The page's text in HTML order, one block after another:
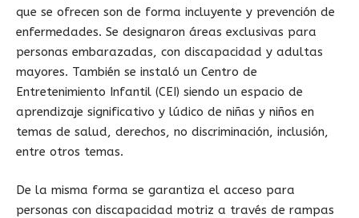
que se ofrecen son de forma incluyente y prevención de
enfermedades. Se designaron áreas exclusivas para
personas embarazadas, con discapacidad y adultas
mayores. También se instaló un Centro de
Entretenimiento Infantil (CEI) siendo un espacio de
aprendizaje significativo y lúdico de niñas y niños en
temas de salud, derechos, no discriminación, inclusión,
entre otros temas.
De la misma forma se garantiza el acceso para
personas con discapacidad motriz a través de rampas